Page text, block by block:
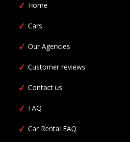
Home
Cars
Our Agencies
Customer reviews
Contact us
FAQ
Car Rental FAQ